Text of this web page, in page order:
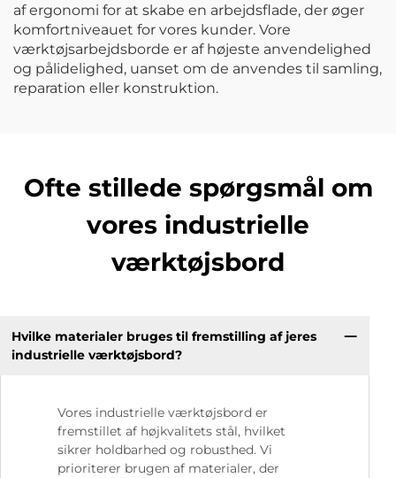
af ergonomi for at skabe en arbejdsflade, der øger
komfortniveauet for vores kunder. Vore
værktøjsarbejdsborde er af højeste anvendelighed
og pålidelighed, uanset om de anvendes til samling,
reparation eller konstruktion.
Ofte stillede spørgsmål om
vores industrielle
værktøjsbord
Hvilke materialer bruges til fremstilling af jeres
industrielle værktøjsbord?
Vores industrielle værktøjsbord er
fremstillet af højkvalitets stål, hvilket
sikrer holdbarhed og robusthed. Vi
prioriterer brugen af materialer, der